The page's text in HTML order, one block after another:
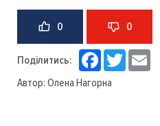
0 0
Поділитись: Facebook
Twitter
Автор: Олена Нагорна